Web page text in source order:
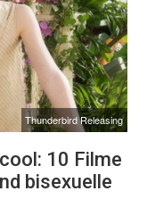
Thunderbird Releasing
10 Filme
bisexuelle